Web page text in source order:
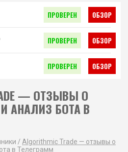
ПРОВЕРЕН ОБЗОР
ПРОВЕРЕН ОБЗОР
ПРОВЕРЕН ОБЗОР
— ОТЗЫВЫ О
АНАЛИЗ БОТА В
/ Algorithmic Trade — отзывы о
в Телеграмм